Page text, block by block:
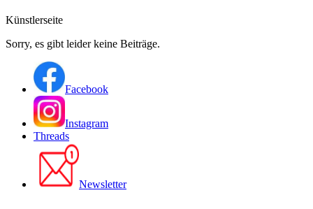
Künstlerseite
Sorry, es gibt leider keine Beiträge.
Facebook
Instagram
Threads
Newsletter